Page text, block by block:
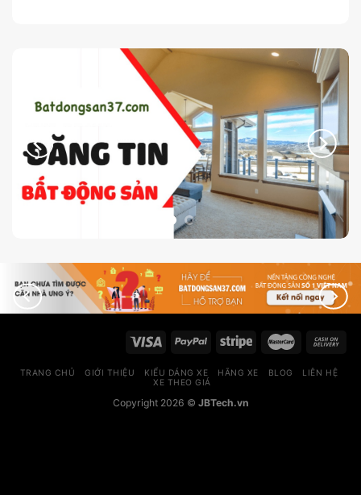
TRANG CHỦ GIỚI THIỆU KIỂU DÁNG XE HÃNG XE BLOG
LIÊN HỆ
XE THEO GIÁ
Copyright 2026 © JBTech.vn